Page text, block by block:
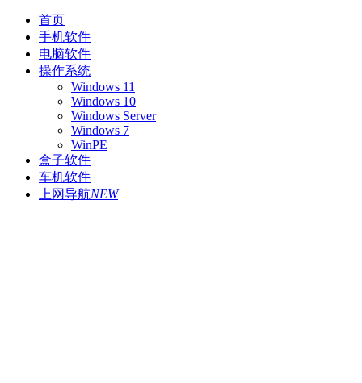
首页
手机软件
电脑软件
操作系统
Windows 11
Windows 10
Windows Server
Windows 7
WinPE
盒子软件
车机软件
上网导航NEW